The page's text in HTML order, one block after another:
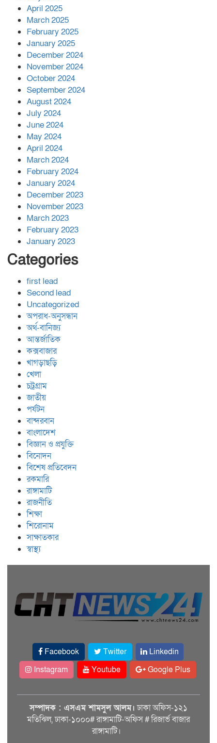
সহায়তা দিলেন সাচিং প্রু জেরী
April 2025
March 2025
February 2025
January 2025
December 2024
November 2024
October 2024
September 2024
August 2024
July 2024
June 2024
May 2024
April 2024
March 2024
February 2024
January 2024
December 2023
November 2023
March 2023
February 2023
January 2023
Categories
first lead
Second lead
Uncategorized
অপরাধ-অনুসন্ধান
অর্থ-বানিজ্য
আন্তর্জাতিক
কক্সবাজার
খাগড়াছড়ি
খেলা
চট্রগ্রাম
জাতীয়
পর্যটন
বান্দরবান
বাংলাদেশ
বিজ্ঞান ও প্রযুক্তি
বিনোদন
বিশেষ প্রতিবেদন
রকমারি
রাঙ্গামাটি
রাজনীতি
শিক্ষা
শিরোনাম
সাক্ষাতকার
স্বাস্থ্য
Facebook Twitter
Linkedin
Instagram
Youtube Google Plus
সম্পাদক : এসএম শামসুল আলম। ঢাকা অফিস-১২১
মতিঝিল, ঢাকা-১০০০# রাঙ্গামাটি-অফিস # রিজার্ভ বাজার
রাঙ্গামাটি।